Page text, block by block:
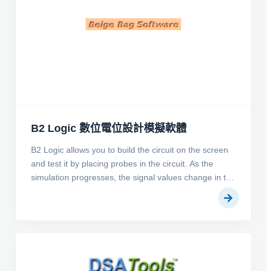
B2 Logic 數位電位設計模擬軟體
B2 Logic allows you to build the circuit on the screen
and test it by placing probes in the circuit. As the
simulation progresses, the signal values change in the
probes in the circuit, as well as in a timing diagram